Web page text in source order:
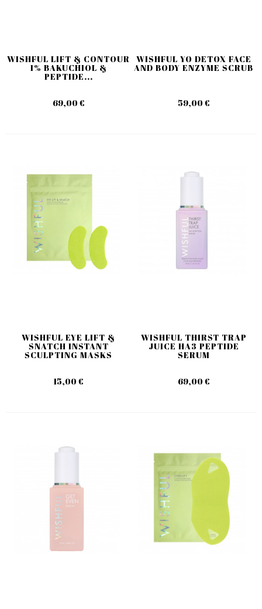
WISHFUL LIFT & CONTOUR
1% BAKUCHIOL &
PEPTIDE...
69,00 €
WISHFUL YO DETOX FACE
AND BODY ENZYME SCRUB
59,00 €
WISHFUL EYE LIFT &
SNATCH INSTANT
SCULPTING MASKS
15,00 €
WISHFUL THIRST TRAP
JUICE HA3 PEPTIDE
SERUM
69,00 €